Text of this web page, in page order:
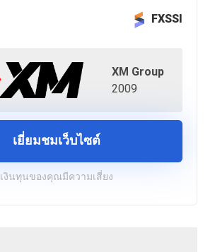
FXSSI
XM Group
2009
เยี่ยมชมเว็บไซต์
เงินทุนของคุณมีความเสี่ยง